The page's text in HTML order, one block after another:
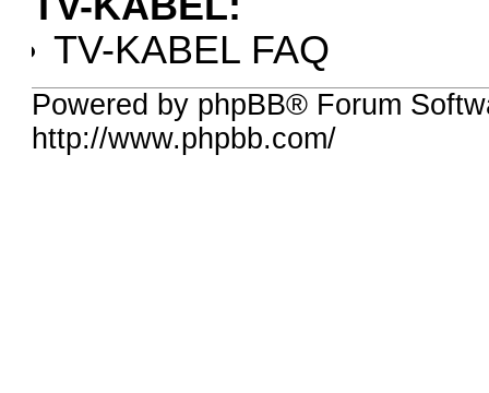
TV-KABEL FAQ
Powered by phpBB® Forum
http://www.phpbb.com/